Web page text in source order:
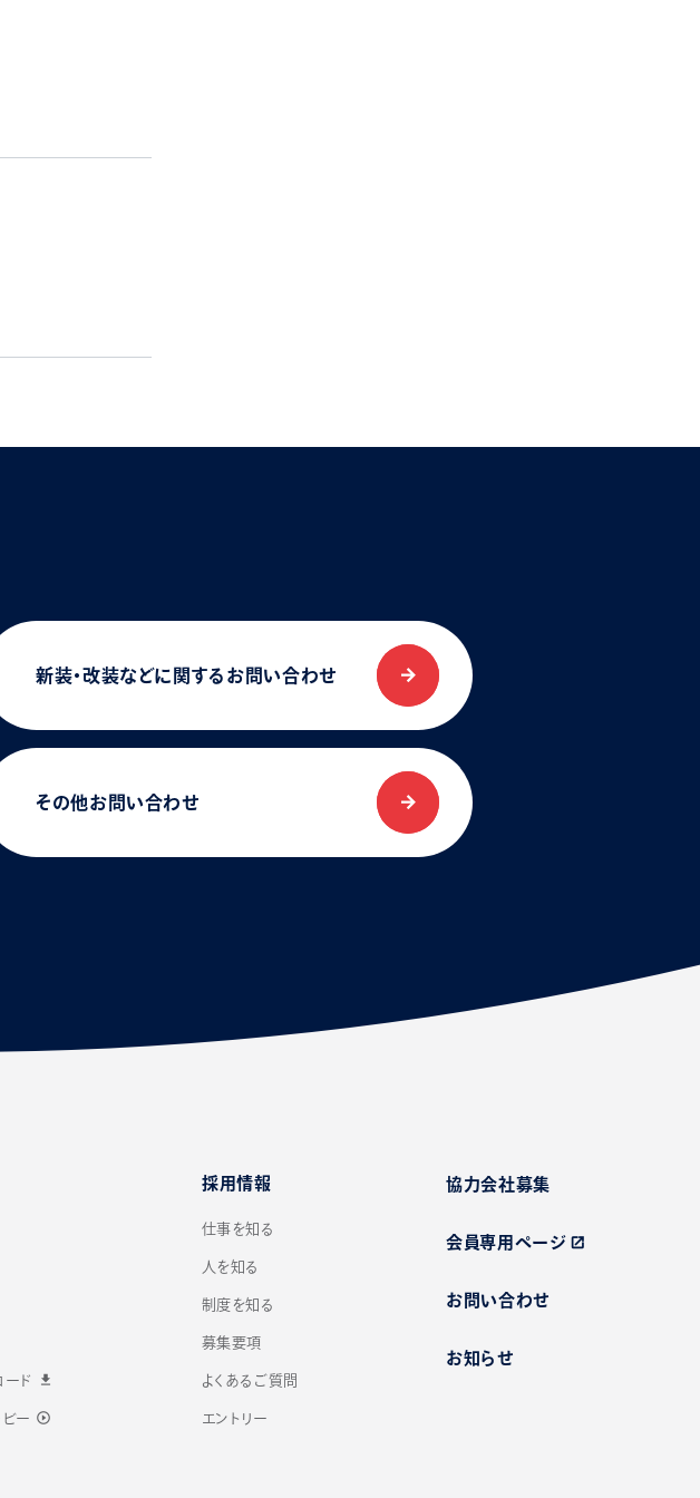
新装・改装などに関する お問い合わせ
その他お問い合わせ
ド download
ー play_circle_outline
採用情報
仕事を知る
人を知る
制度を知る
募集要項
よくあるご質問
エントリー
協力会社募集
会員専用ページ open_in_new
お問い合わせ
お知らせ